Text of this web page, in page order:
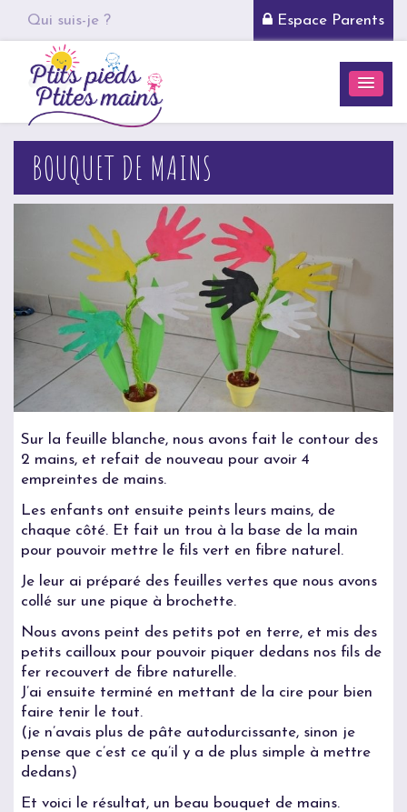
Qui suis-je ? Espace Parents
BOUQUET DE MAINS
Sur la feuille blanche, nous avons fait le contour des
2 mains, et refait de nouveau pour avoir 4
empreintes de mains.
Les enfants ont ensuite peints leurs mains, de
chaque côté. Et fait un trou à la base de la main
pour pouvoir mettre le fils vert en fibre naturel.
Je leur ai préparé des feuilles vertes que nous avons
collé sur une pique à brochette.
Nous avons peint des petits pot en terre, et mis des
petits cailloux pour pouvoir piquer dedans nos fils de
fer recouvert de fibre naturelle.
J’ai ensuite terminé en mettant de la cire pour bien
faire tenir le tout.
(je n’avais plus de pâte autodurcissante, sinon je
pense que c’est ce qu’il y a de plus simple à mettre
dedans)
Et voici le résultat, un beau bouquet de mains.